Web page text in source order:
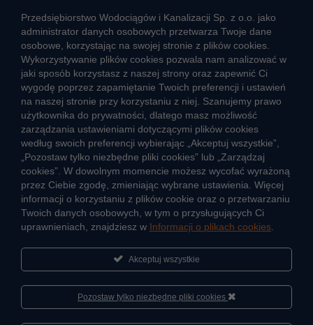
Strefa klienta
Aktualności
Informacja o jakości wody
Informacje o przerwach w dostawie wody
Pogotowie wodociągowe
Jak oszczędzać wodę
Czego nie wrzucać do kanalizacji
Jak unikać strat wody
Nawyki eko-mieszkańca
Dane kluczowe
Jak kontrolujemy jakość wody i ścieków
Cyberbezpieczeństwo
Przedsiębiorstwo Wodociągów i Kanalizacji Sp. z o.o. jako
administrator danych osobowych przetwarza Twoje dane
osobowe, korzystając na swojej stronie z plików cookies.
Wykorzystywanie plików cookies pozwala nam analizować w
jaki sposób korzystasz z naszej strony oraz zapewnić Ci
wygodę poprzez zapamiętanie Twoich preferencji i ustawień
na naszej stronie przy korzystaniu z niej. Szanujemy prawo
użytkownika do prywatności, dlatego masz możliwość
zarządzania ustawieniami dotyczącymi plików cookies
według swoich preferencji wybierając „Akceptuj wszystkie”,
„Pozostaw tylko niezbędne pliki cookies” lub „Zarządzaj
cookies”. W dowolnym momencie możesz wycofać wyrażoną
przez Ciebie zgodę, zmieniając wybrane ustawienia. Więcej
informacji o korzystaniu z plików cookie oraz o przetwarzaniu
Twoich danych osobowych, w tym o przysługujących Ci
uprawnieniach, znajdziesz w Informacji o plikach cookies
Akceptuj wszystkie
Pozostaw tylko niezbędne pliki cookies